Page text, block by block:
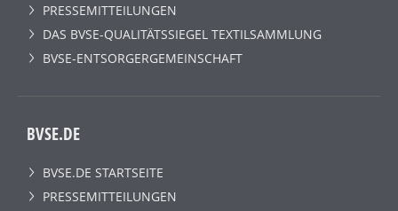
PRESSEMITTEILUNGEN
DAS BVSE-QUALITÄTSSIEGEL TEXTILSAMMLUNG
BVSE-ENTSORGERGEMEINSCHAFT
BVSE.DE
BVSE.DE STARTSEITE
PRESSEMITTEILUNGEN